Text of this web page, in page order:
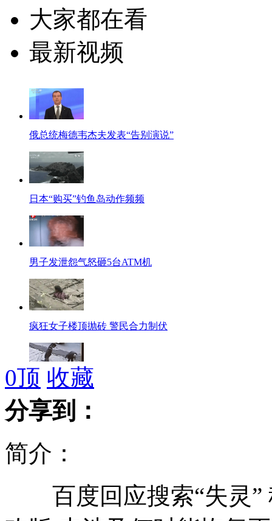
大家都在看
最新视频
俄总统梅德韦杰夫发表“告别演说”
日本“购买”钓鱼岛动作频频
男子发泄怨气怒砸5台ATM机
疯狂女子楼顶抛砖 警民合力制伏
女孩坠入深坑 的哥跳下救人
默多克父子将接受英媒体道德听证会质询
记者调查：明星演唱会黄牛党的秘密
0顶 收藏
分享到：
简介：
百度回应搜索“失灵”